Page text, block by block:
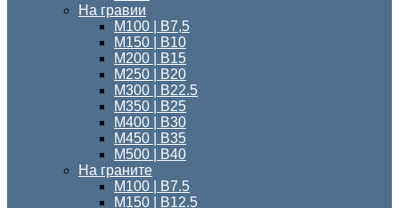
На гравии
М100 | B7,5
М150 | В10
М200 | B15
М250 | B20
М300 | B22.5
М350 | B25
М400 | B30
М450 | B35
М500 | B40
На граните
М100 | B7.5
M150 | B12.5